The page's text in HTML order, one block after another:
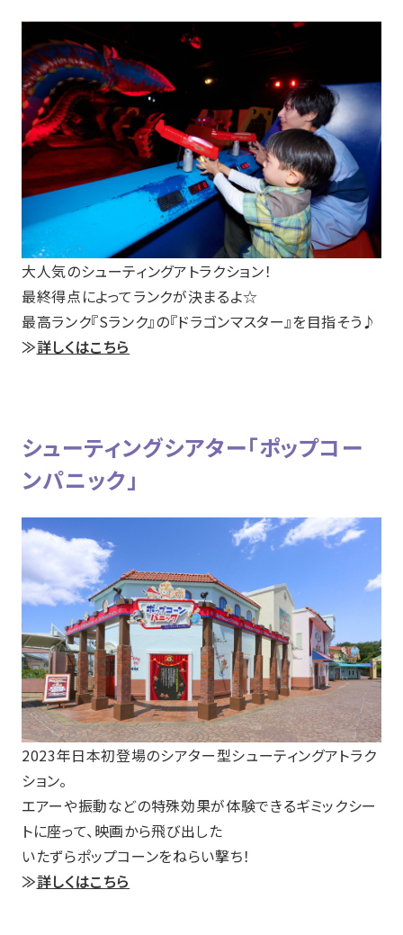
大人気のシューティングアトラクション！
最終得点によってランクが決まるよ☆
最高ランク『Sランク』の『ドラゴンマスター』を目指そう♪
≫詳しくはこちら
シューティングシアター「ポップコー
ンパニック」
2023年日本初登場のシアター型シューティングアトラク
ション。
エアーや振動などの特殊効果が体験できるギミックシー
トに座って、映画から飛び出した
いたずらポップコーンをねらい撃ち！
≫詳しくはこちら